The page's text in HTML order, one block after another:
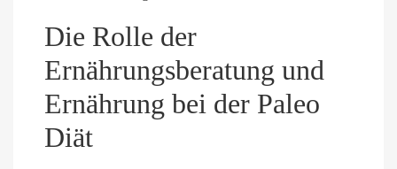
Die Rolle der
Ernährungsberatung und
Ernährung bei der Paleo
Diät